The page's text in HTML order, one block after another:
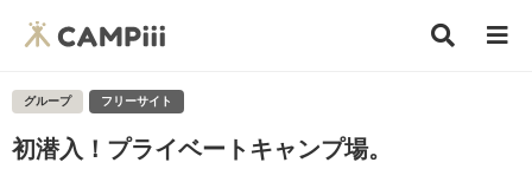
グループ フリーサイト
初潜入！プライベートキャンプ場。